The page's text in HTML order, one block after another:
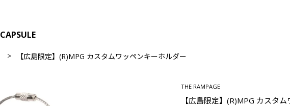
CAPSULE
【広島限定】(R)MPG カスタムワッペンキーホルダー
THE RAMPAGE
【広島限定】(R)MPG カスタ